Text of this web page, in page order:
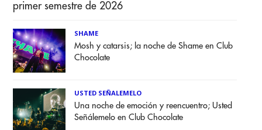
primer semestre de 2026
SHAME
Mosh y catarsis; la noche de Shame en Club
Chocolate
USTED SEÑALEMELO
Una noche de emoción y reencuentro; Usted
Señálemelo en Club Chocolate